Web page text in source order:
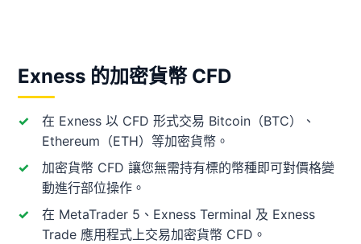
Exness 的加密貨幣 CFD
在 Exness 以 CFD 形式交易 Bitcoin（BTC）、
Ethereum（ETH）等加密貨幣。
加密貨幣 CFD 讓您無需持有標的幣種即可對價格變
動進行部位操作。
在 MetaTrader 5、Exness Terminal 及 Exness
Trade 應用程式上交易加密貨幣 CFD。